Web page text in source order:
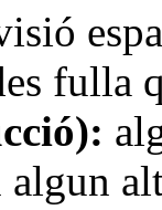
fulla
algun